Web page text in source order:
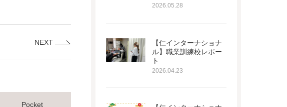
NEXT
Pocket
2026.05.28
【仁インターナショナ
ル】職業訓練校レポー
ト
2026.04.23